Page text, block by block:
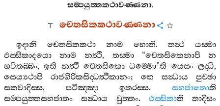
සම‍්පයුත‍්තකථාවණ‍්ණනා.
චෙතසිකකථාවණ‍්ණනා
ඉදානි චෙතසිකකථා නාම හොති. තත්‍ථ
යස‍්මා
ඵස‍්සිකාදයො
නාම නත්‍ථි, තස‍්මා“චෙතසිකෙනාපි
න
භවිතබ‍්බං,ඉති නත්‍ථි චෙතසිකො ධම‍්මො”ති යෙසං ලද‍්ධි,
සෙය්‍යථාපි
රාජගිරිකසිද‍්ධත්‍ථිකානං; තෙ සන්‍ධාය
පුච‍්ඡා
සකවාදිස‍්ස, පටිඤ‍්ඤා ඉතරස‍්ස.සහජාතොති
සම‍්පයුත‍්තසහජාතං
සන්‍ධාය වුත‍්තං. ඵස‍්සිකාති
තාදිසං